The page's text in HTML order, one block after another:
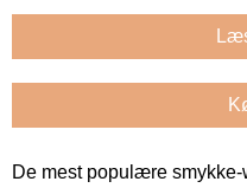
De mest populære